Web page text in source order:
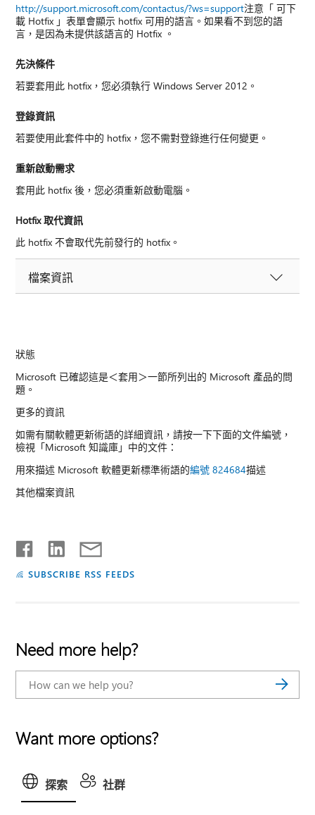
http://support.microsoft.com/contactus/?ws=support注意「 可下
載 Hotfix 」表單會顯示 hotfix 可用的語言。如果看不到您的語
言，是因為未提供該語言的 Hotfix 。
先決條件
若要套用此 hotfix，您必須執行 Windows Server 2012。
登錄資訊
若要使用此套件中的 hotfix，您不需對登錄進行任何變更。
重新啟動需求
套用此 hotfix 後，您必須重新啟動電腦。
Hotfix 取代資訊
此 hotfix 不會取代先前發行的 hotfix。
檔案資訊
狀態
Microsoft 已確認這是＜套用＞一節所列出的 Microsoft 產品的問
題。
更多的資訊
如需有關軟體更新術語的詳細資訊，請按一下下面的文件編號，
檢視「Microsoft 知識庫」中的文件：
用來描述 Microsoft 軟體更新標準術語的編號 824684描述
其他檔案資訊
SUBSCRIBE RSS FEEDS
Need more help?
Want more options?
探索 社群